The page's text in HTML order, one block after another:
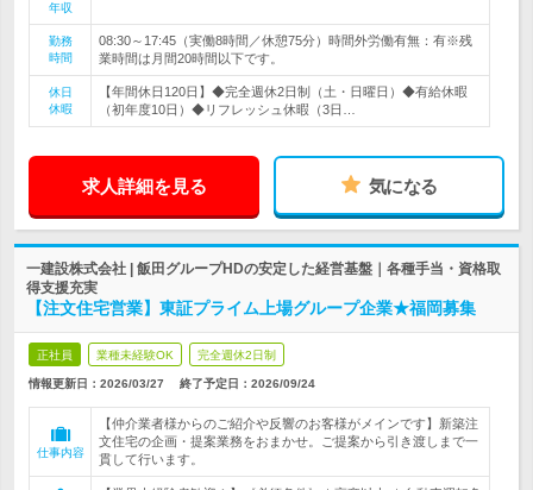
年収
勤務
時間
08:30～17:45（実働8時間／休憩75分）時間外労働有無：有※残
業時間は月間20時間以下です。
休日
休暇
【年間休日120日】◆完全週休2日制（土・日曜日）◆有給休暇
（初年度10日）◆リフレッシュ休暇（3日…
求人詳細を見る 気になる
一建設株式会社 | 飯田グループHDの安定した経営基盤｜各種手当・資格取
得支援充実
【注文住宅営業】東証プライム上場グループ企業★福岡募集
正社員 業種未経験OK 完全週休2日制
情報更新日：2026/03/27 終了予定日： 2026/09/24
仕事内容
【仲介業者様からのご紹介や反響のお客様がメインです】新築注
文住宅の企画・提案業務をおまかせ。ご提案から引き渡しまで一
貫して行います。